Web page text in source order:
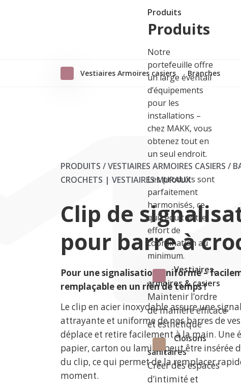
Produits
Produits
Notre
portefeuille offre
un large éventail
d’équipements
pour les
installations –
chez MAKK, vous
obtenez tout en
un seul endroit.
Les produits sont
parfaitement
harmonisés, ce
qui réduit votre
effort de
coordination au
minimum.
Vestiaires,
armoires & casiers
Maintenir l’ordre
de manière efficace
et esthétique
Cloisons
sanitaires
Créer des espaces
d’intimité et
Vestiaires Armoires casiers Branches
PRODUITS / VESTIAIRES ARMOIRES CASIERS /
CROCHETS | VESTIAIRES MURAUX
Clip de
pour barre à
Pour une signalisation uniforme –
remplaçable en un rien de temps !
Le clip en acier inoxydable assure une
attrayante et uniforme de nos barres de
déplace et retire facilement à la main. Une
papier, carton ou laminé peut être insérée
du clip, ce qui permet de la remplacer
moment.